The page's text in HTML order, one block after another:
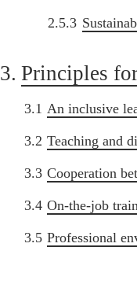
2.5.3
3. Principles
3.1 An inclusive
3.2 Teaching and
3.3 Cooperation
3.4 On-the-job
3.5 Professional